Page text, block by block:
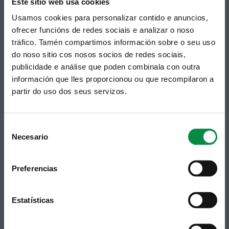
Usamos cookies para personalizar contido e anuncios,
ofrecer funcións de redes sociais e analizar o noso
tráfico. Tamén compartimos información sobre o seu uso
do noso sitio cos nosos socios de redes sociais,
publicidade e análise que poden combinala con outra
información que lles proporcionou ou que recompilaron a
partir do uso dos seus servizos.
Selection
Necesario
Preferencias
Estatísticas
© Concello de Ames
Praza do Concello, 2 |15220
Bertamiráns (Ames)
Telf 981 883 002 | Fax 981 883 925
municipal no teu correo electrónico mediante
unha subscrición ao boletín de novidades.